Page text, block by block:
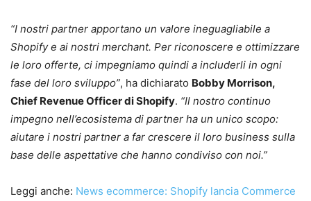
“I nostri partner apportano un valore ineguagliabile a
Shopify e ai nostri merchant. Per riconoscere e ottimizzare
le loro offerte, ci impegniamo quindi a includerli in ogni
fase del loro sviluppo”, ha dichiarato Bobby Morrison,
Chief Revenue Officer di Shopify. “Il nostro continuo
impegno nell’ecosistema di partner ha un unico scopo:
aiutare i nostri partner a far crescere il loro business sulla
base delle aspettative che hanno condiviso con noi.”
Leggi anche: News ecommerce: Shopify lancia Commerce